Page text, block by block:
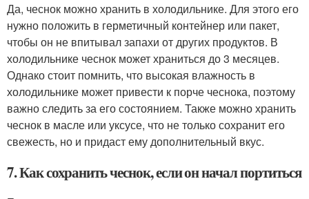
Да, чеснок можно хранить в холодильнике. Для этого его
нужно положить в герметичный контейнер или пакет,
чтобы он не впитывал запахи от других продуктов. В
холодильнике чеснок может храниться до 3 месяцев.
Однако стоит помнить, что высокая влажность в
холодильнике может привести к порче чеснока, поэтому
важно следить за его состоянием. Также можно хранить
чеснок в масле или уксусе, что не только сохранит его
свежесть, но и придаст ему дополнительный вкус.
7. Как сохранить чеснок, если он начал портиться